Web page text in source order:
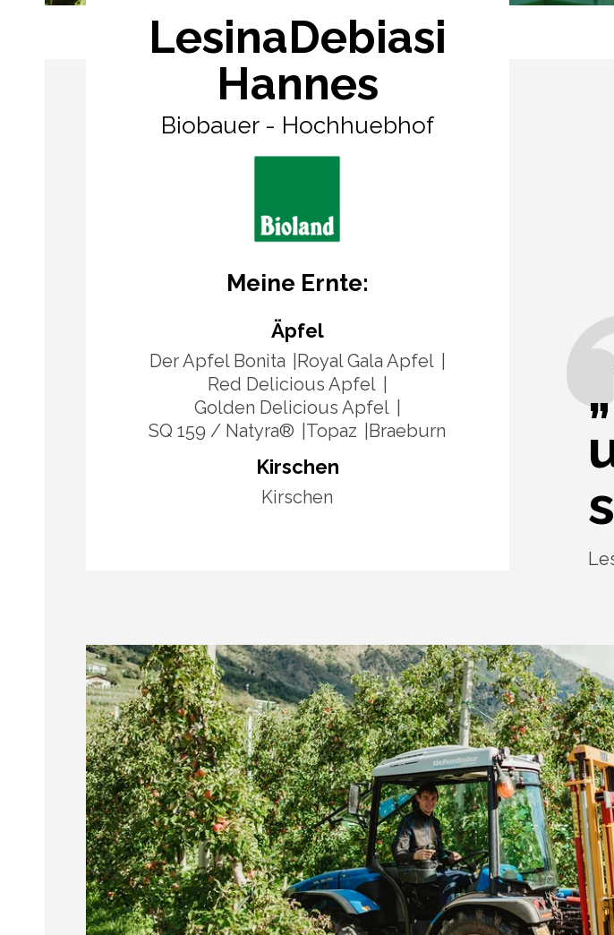
LesinaDebiasi
Hannes
Biobauer - Hochhuebhof
Meine Ernte:
Äpfel
Der Apfel Bonita
Royal Gala Apfel
Red Delicious Apfel
Golden Delicious Apfel
SQ 159 / Natyra®
Topaz Braeburn
Kirschen
Kirschen